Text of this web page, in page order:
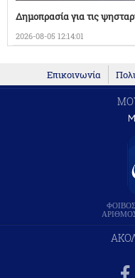
Δημοπρασία για τις
2026-08-05 12:14:01
Επικοινωνία